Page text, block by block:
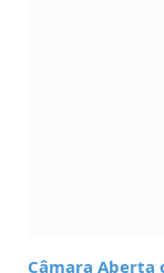
Câmara Aberta